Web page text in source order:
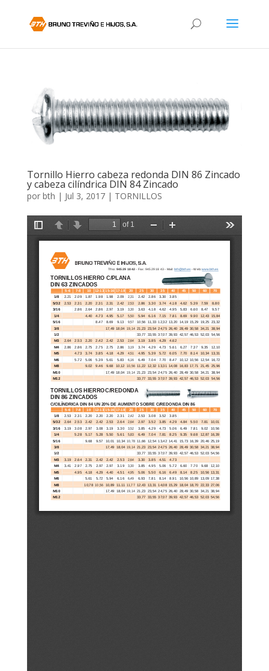
Tornillo Hierro cabeza redonda DIN 86 Zincado
y cabeza cilíndrica DIN 84 Zincado
por bth | Jul 3, 2017| TORNILLOS